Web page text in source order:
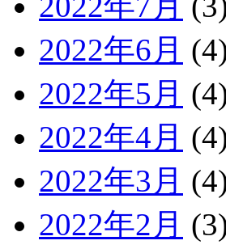
2022年6月
2022年5月
2022年4月
2022年3月
2022年2月